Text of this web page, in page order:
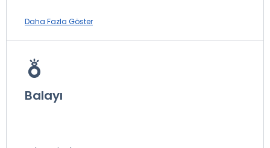
Sığacık Paradise, Sığacık'a girer girmez görkemli
yaşamak için Sığacık Paradise'ı tercih etmelisiniz.
Tesisimizin karşısında Sığacık Teos Marina, sağında
Sığacık Kalesi ve meşhur Kaleiçi Pazarı, hemen
Tesisimize 200 m. mesafede Sığacık'ın meşhur kale
Daha Fazla Göster
Balayı